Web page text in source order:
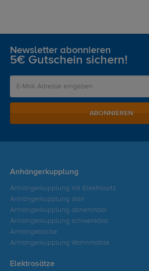
Newsletter abonnieren
5€ Gutschein sichern!
ABONNIEREN
Anhängerkupplung
Anhängerkupplung mit Elektrosatz
Anhängerkupplung starr
Anhängerkupplung abnehmbar
Anhängerkupplung schwenkbar
Anhängeböcke
Anhängerkupplung Wohnmobile
Elektrosätze